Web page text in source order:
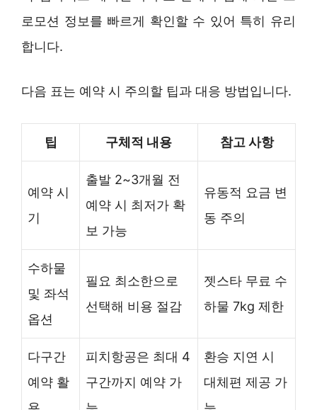
로모션 정보를 빠르게 확인할 수 있어 특히 유리
합니다.
다음 표는 예약 시 주의할 팁과 대응 방법입니다.
팁 구체적 내용 참고 사항
예약 시
기
출발 2~3개월 전
예약 시 최저가 확
보 가능
유동적 요금 변
동 주의
수하물
및 좌석
옵션
필요 최소한으로
선택해 비용 절감
젯스타 무료 수
하물 7kg 제한
다구간
예약 활
피치항공은 최대 4
구간까지 예약 가
환승 지연 시
대체편 제공 가